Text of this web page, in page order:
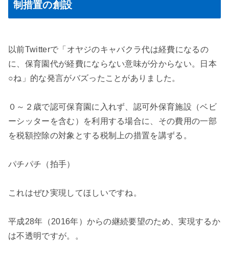
制措置の創設
以前Twitterで「オヤジのキャバクラ代は経費になるの
に、保育園代が経費にならない意味が分からない。日本
○ね」的な発言がバズったことがありました。
０～２歳で認可保育園に入れず、認可外保育施設（ベビ
ーシッターを含む）を利用する場合に、その費用の一部
を税額控除の対象とする税制上の措置を講ずる。
パチパチ（拍手）
これはぜひ実現してほしいですね。
平成28年（2016年）からの継続要望のため、実現するか
は不透明ですが。。